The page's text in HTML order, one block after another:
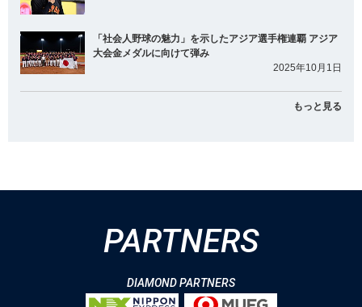
「社会人野球の魅力」を示したアジア選手権連覇 アジア
大会金メダルに向けて弾み
2025年10月1日
もっと見る
PARTNERS
DIAMOND PARTNERS